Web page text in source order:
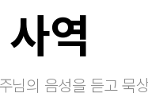
역
님의 음성을 듣고 묵